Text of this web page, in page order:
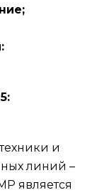
и
линий –
является